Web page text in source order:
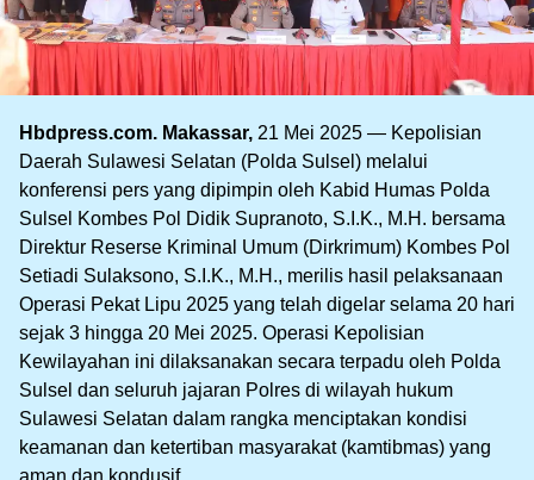
Hbdpress.com. Makassar, 21 Mei 2025 — Kepolisian
Daerah Sulawesi Selatan (Polda Sulsel) melalui
konferensi pers yang dipimpin oleh Kabid Humas Polda
Sulsel Kombes Pol Didik Supranoto, S.I.K., M.H. bersama
Direktur Reserse Kriminal Umum (Dirkrimum) Kombes Pol
Setiadi Sulaksono, S.I.K., M.H., merilis hasil pelaksanaan
Operasi Pekat Lipu 2025 yang telah digelar selama 20 hari
sejak 3 hingga 20 Mei 2025. Operasi Kepolisian
Kewilayahan ini dilaksanakan secara terpadu oleh Polda
Sulsel dan seluruh jajaran Polres di wilayah hukum
Sulawesi Selatan dalam rangka menciptakan kondisi
keamanan dan ketertiban masyarakat (kamtibmas) yang
aman dan kondusif.